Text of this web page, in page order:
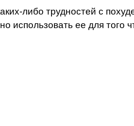
либо трудностей с
использовать ее для